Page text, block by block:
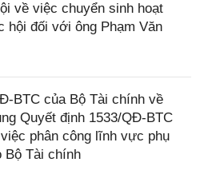
về việc chuyển sinh hoạt
hội đối với ông Phạm Văn
BTC của Bộ Tài chính về
Quyết định 1533/QĐ-BTC
phân công lĩnh vực phụ
Bộ Tài chính